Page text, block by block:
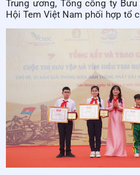
Trung ương, Tổng công ty
Hội Tem Việt Nam phối hợp tổ